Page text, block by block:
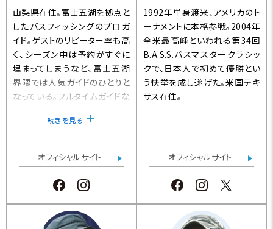
山梨県在住。富士五湖を拠点と
したバスフィッシングのプロガ
イド。ゲストのリピーター率も高
く、シーズン中は予約がすぐに
埋まってしまうなど、富士五湖
界隈では人気ガイドのひとりと
なっている。フルタイムガイドな
活かし、山中湖や河口湖のトー
続きを見る
オフィシャルサイト
1992年単身渡米、アメリカのト
ーナメントに本格参戦。2004年
全米最高峰といわれる第34回
B.A.S.S.バスマスタークラシッ
クで、日本人で初めて優勝とい
う快挙を成し遂げた。米国テキ
サス在住。
オフィシャルサイト